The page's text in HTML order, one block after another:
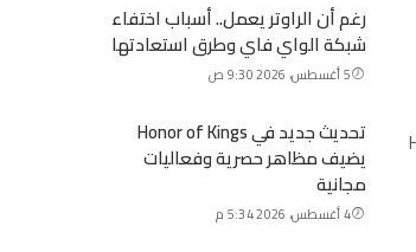
رغم أن الراوتر يعمل.. أسباب اختفاء
شبكة الواي فاي وطرق استعادتها
5 أغسطس، 2026 9:30 ص
تحديث جديد في Honor of Kings
يضيف مظاهر حصرية وفعاليات
مجانية
4 أغسطس، 2026 5:34 م